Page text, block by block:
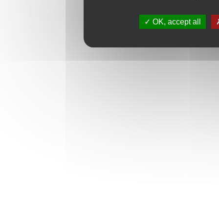
OK, accept all